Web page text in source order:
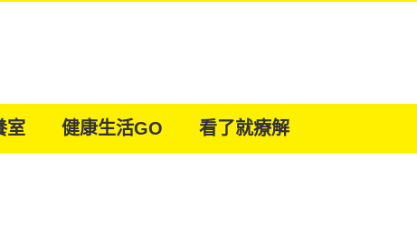
室 健康生活GO 看了就療解